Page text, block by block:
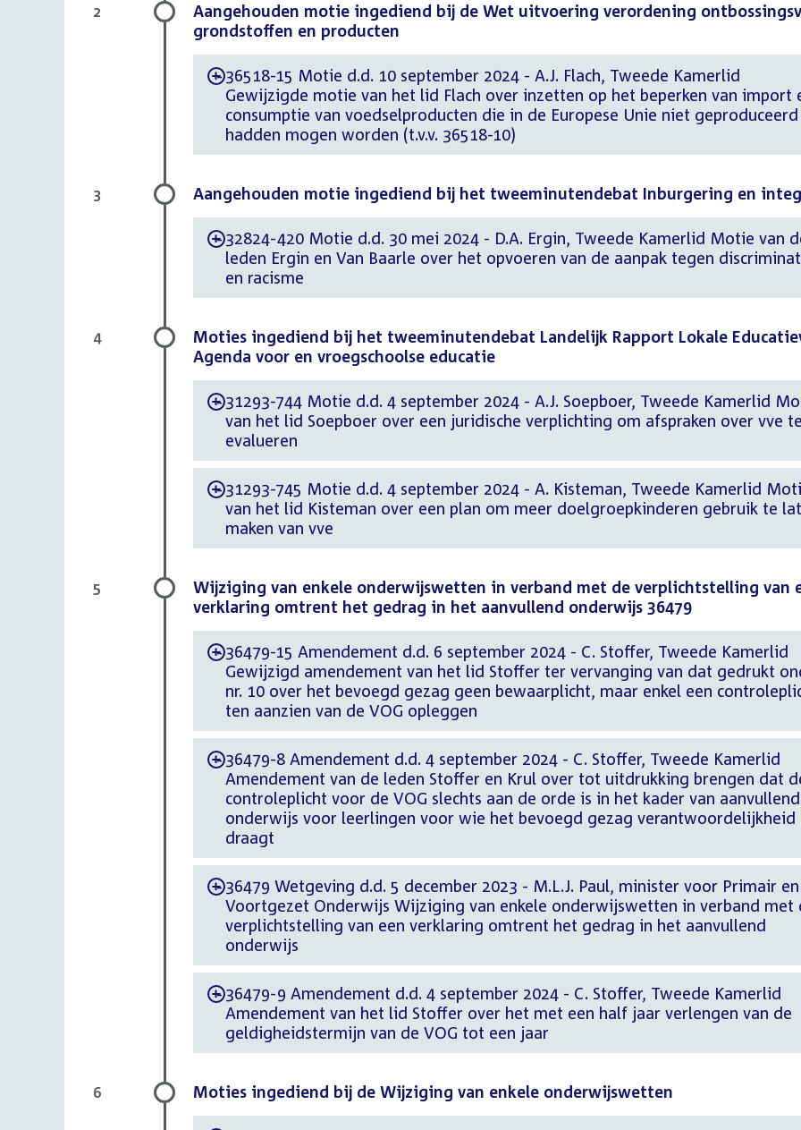
Aangehouden motie ingediend bij de Wet uitvoering verordening
grondstoffen en producten
-36518-15 Motie d.d. 10 september 2024 - A.J. Flach, Tweede Kamerlid
Gewijzigde motie van het lid Flach over inzetten op het beperken van import
consumptie van voedselproducten die in de Europese Unie niet geproduceerd
hadden mogen worden (t.v.v. 36518-10)
2
Aangehouden motie ingediend bij het tweeminutendebat Inburgering en
-32824-420 Motie d.d. 30 mei 2024 - D.A. Ergin, Tweede Kamerlid Motie van
leden Ergin en Van Baarle over het opvoeren van de aanpak tegen
en racisme
3
Moties ingediend bij het tweeminutendebat Landelijk Rapport Lokale
Agenda voor en vroegschoolse educatie
-31293-744 Motie d.d. 4 september 2024 - A.J. Soepboer, Tweede Kamerlid
van het lid Soepboer over een juridische verplichting om afspraken over vve
evalueren
-31293-745 Motie d.d. 4 september 2024 - A. Kisteman, Tweede Kamerlid
van het lid Kisteman over een plan om meer doelgroepkinderen gebruik te
maken van vve
4
Wijziging van enkele onderwijswetten in verband met de verplichtstelling van
verklaring omtrent het gedrag in het aanvullend onderwijs 36479
-36479-15 Amendement d.d. 6 september 2024 - C. Stoffer, Tweede Kamerlid
Gewijzigd amendement van het lid Stoffer ter vervanging van dat gedrukt
nr. 10 over het bevoegd gezag geen bewaarplicht, maar enkel een
ten aanzien van de VOG opleggen
-36479-8 Amendement d.d. 4 september 2024 - C. Stoffer, Tweede Kamerlid
Amendement van de leden Stoffer en Krul over tot uitdrukking brengen dat
controleplicht voor de VOG slechts aan de orde is in het kader van aanvullend
onderwijs voor leerlingen voor wie het bevoegd gezag verantwoordelijkheid
draagt
-36479 Wetgeving d.d. 5 december 2023 - M.L.J. Paul, minister voor Primair en
Voortgezet Onderwijs Wijziging van enkele onderwijswetten in verband met
verplichtstelling van een verklaring omtrent het gedrag in het aanvullend
onderwijs
-36479-9 Amendement d.d. 4 september 2024 - C. Stoffer, Tweede Kamerlid
Amendement van het lid Stoffer over het met een half jaar verlengen van de
geldigheidstermijn van de VOG tot een jaar
5
Moties ingediend bij de Wijziging van enkele onderwijswetten
6